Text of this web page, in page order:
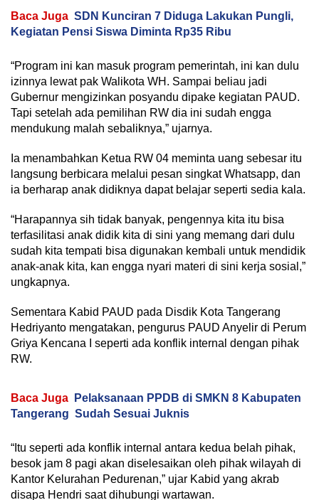
Baca Juga SDN Kunciran 7 Diduga Lakukan Pungli,
Kegiatan Pensi Siswa Diminta Rp35 Ribu
“Program ini kan masuk program pemerintah, ini kan dulu
izinnya lewat pak Walikota WH. Sampai beliau jadi
Gubernur mengizinkan posyandu dipake kegiatan PAUD.
Tapi setelah ada pemilihan RW dia ini sudah engga
mendukung malah sebaliknya,” ujarnya.
Ia menambahkan Ketua RW 04 meminta uang sebesar itu
langsung berbicara melalui pesan singkat Whatsapp, dan
ia berharap anak didiknya dapat belajar seperti sedia kala.
“Harapannya sih tidak banyak, pengennya kita itu bisa
terfasilitasi anak didik kita di sini yang memang dari dulu
sudah kita tempati bisa digunakan kembali untuk mendidik
anak-anak kita, kan engga nyari materi di sini kerja sosial,”
ungkapnya.
Sementara Kabid PAUD pada Disdik Kota Tangerang
Hedriyanto mengatakan, pengurus PAUD Anyelir di Perum
Griya Kencana I seperti ada konflik internal dengan pihak
RW.
Baca Juga
Pelaksanaan PPDB di SMKN 8 Kabupaten
Tangerang Sudah Sesuai Juknis
“Itu seperti ada konflik internal antara kedua belah pihak,
besok jam 8 pagi akan diselesaikan oleh pihak wilayah di
Kantor Kelurahan Pedurenan,” ujar Kabid yang akrab
disapa Hendri saat dihubungi wartawan.